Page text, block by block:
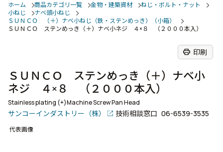
ホーム 商品カテゴリ一覧 金物・建築資材
ねじ・ボルト・ナット
小ねじ
ナベ頭小ねじ
ＳＵＮＣＯ （＋）ナベ小ねじ（鉄・ステンめっき）（小箱）
ＳＵＮＣＯ ステンめっき（＋）ナベ小ネジ ４×８ （２０００本入）
print 印刷
ＳＵＮＣＯ ステンめっき（＋）ナベ小
ネジ ４×８ （２０００本入）
Stainless plating (+)Machine Screw Pan Head
サンコーインダストリー（株） 技術相談窓口 06-6539-3535
代表画像